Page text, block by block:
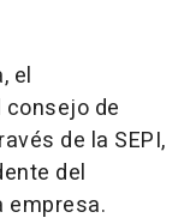
el
consejo de
de la SEPI,
del
empresa.